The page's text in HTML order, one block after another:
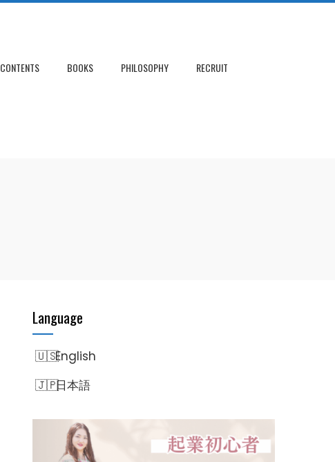
CONTENTS BOOKS PHILOSOPHY
RECRUIT
Language
English
日本語